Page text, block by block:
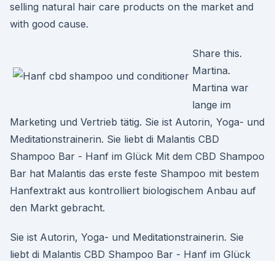
selling natural hair care products on the market and
with good cause.
Share this.
Martina.
Martina war
lange im
Marketing und Vertrieb tätig. Sie ist Autorin, Yoga- und
Meditationstrainerin. Sie liebt di Malantis CBD
Shampoo Bar - Hanf im Glück Mit dem CBD Shampoo
Bar hat Malantis das erste feste Shampoo mit bestem
Hanfextrakt aus kontrolliert biologischem Anbau auf
den Markt gebracht.
Sie ist Autorin, Yoga- und Meditationstrainerin. Sie
liebt di Malantis CBD Shampoo Bar - Hanf im Glück